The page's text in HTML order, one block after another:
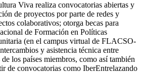
Viva realiza convocatorias abiertas y
de proyectos por parte de redes y
colaborativos; otorga becas para
de Formación en Políticas
(en el campus virtual de FLACSO-
y asistencia técnica entre
los países miembros, como así también
de convocatorias como IberEntrelazando